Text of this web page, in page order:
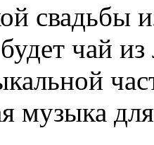
свадьбы
чай
музыка